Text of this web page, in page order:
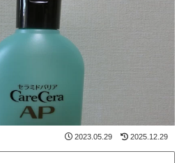
2023.05.29 2025.12.29